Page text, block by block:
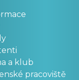
a klub
pracoviště